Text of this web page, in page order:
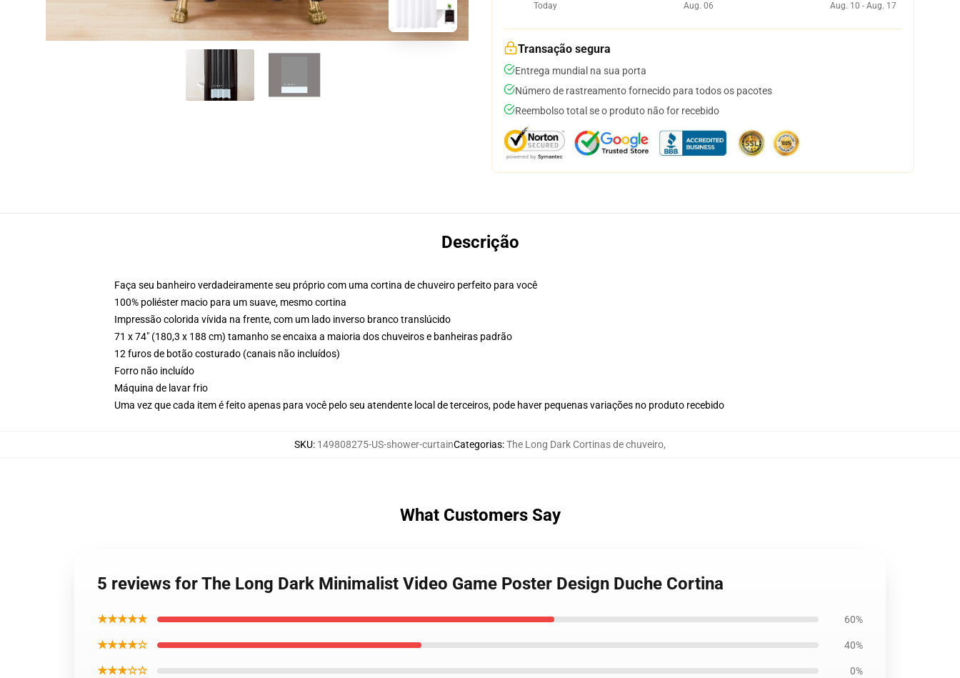
Today
Aug. 06
Aug. 10 - Aug. 17
Transação segura
Entrega mundial na sua porta
Número de rastreamento fornecido para todos os pacotes
Reembolso total se o produto não for recebido
Descrição
Faça seu banheiro verdadeiramente seu próprio com uma cortina de chuveiro perfeito para você
100% poliéster macio para um suave, mesmo cortina
Impressão colorida vívida na frente, com um lado inverso branco translúcido
71 x 74" (180,3 x 188 cm) tamanho se encaixa a maioria dos chuveiros e banheiras padrão
12 furos de botão costurado (canais não incluídos)
Forro não incluído
Máquina de lavar frio
Uma vez que cada item é feito apenas para você pelo seu atendente local de terceiros, pode haver pequenas variações no produto recebido
SKU: 149808275-US-shower-curtainCategorias:The Long Dark Cortinas de chuveiro,
What Customers Say
5 reviews for The Long Dark Minimalist Video Game Poster Design Duche Cortina
★★★★★ 60%
★★★★☆ 40%
★★★☆☆ 0%